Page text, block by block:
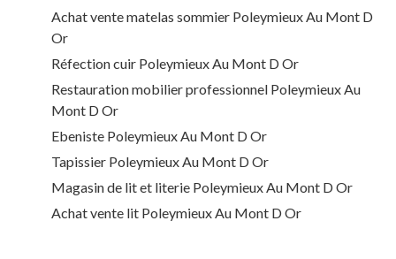
Achat vente matelas sommier Poleymieux Au Mont D
Or
Réfection cuir Poleymieux Au Mont D Or
Restauration mobilier professionnel Poleymieux Au
Mont D Or
Ebeniste Poleymieux Au Mont D Or
Tapissier Poleymieux Au Mont D Or
Magasin de lit et literie Poleymieux Au Mont D Or
Achat vente lit Poleymieux Au Mont D Or